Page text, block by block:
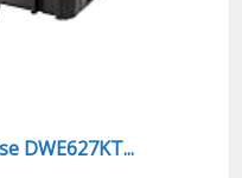
DWE627KT...